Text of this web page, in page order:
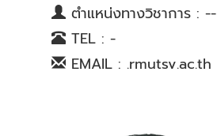
ตำแหน่งทางวิชาการ : --
TEL : -
EMAIL : .rmutsv.ac.th